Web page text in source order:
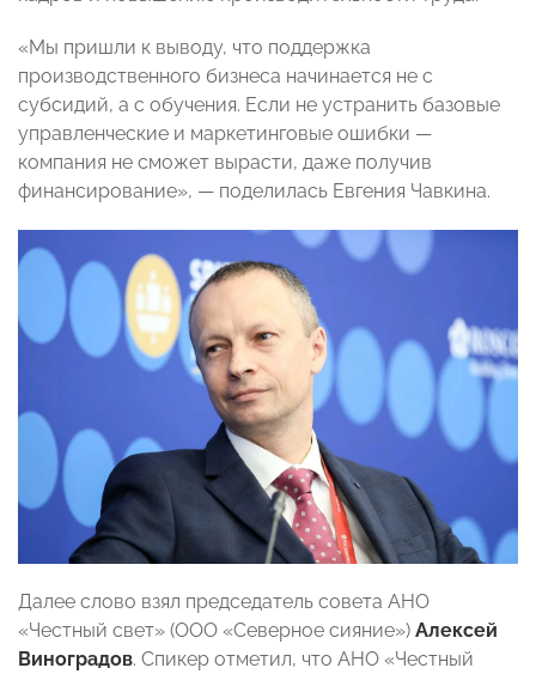
«Мы пришли к выводу, что поддержка
производственного бизнеса начинается не с
субсидий, а с обучения. Если не устранить базовые
управленческие и маркетинговые ошибки —
компания не сможет вырасти, даже получив
финансирование», — поделилась Евгения Чавкина.
Далее слово взял председатель совета АНО
«Честный свет» (ООО «Северное сияние») Алексей
Виноградов. Спикер отметил, что АНО «Честный